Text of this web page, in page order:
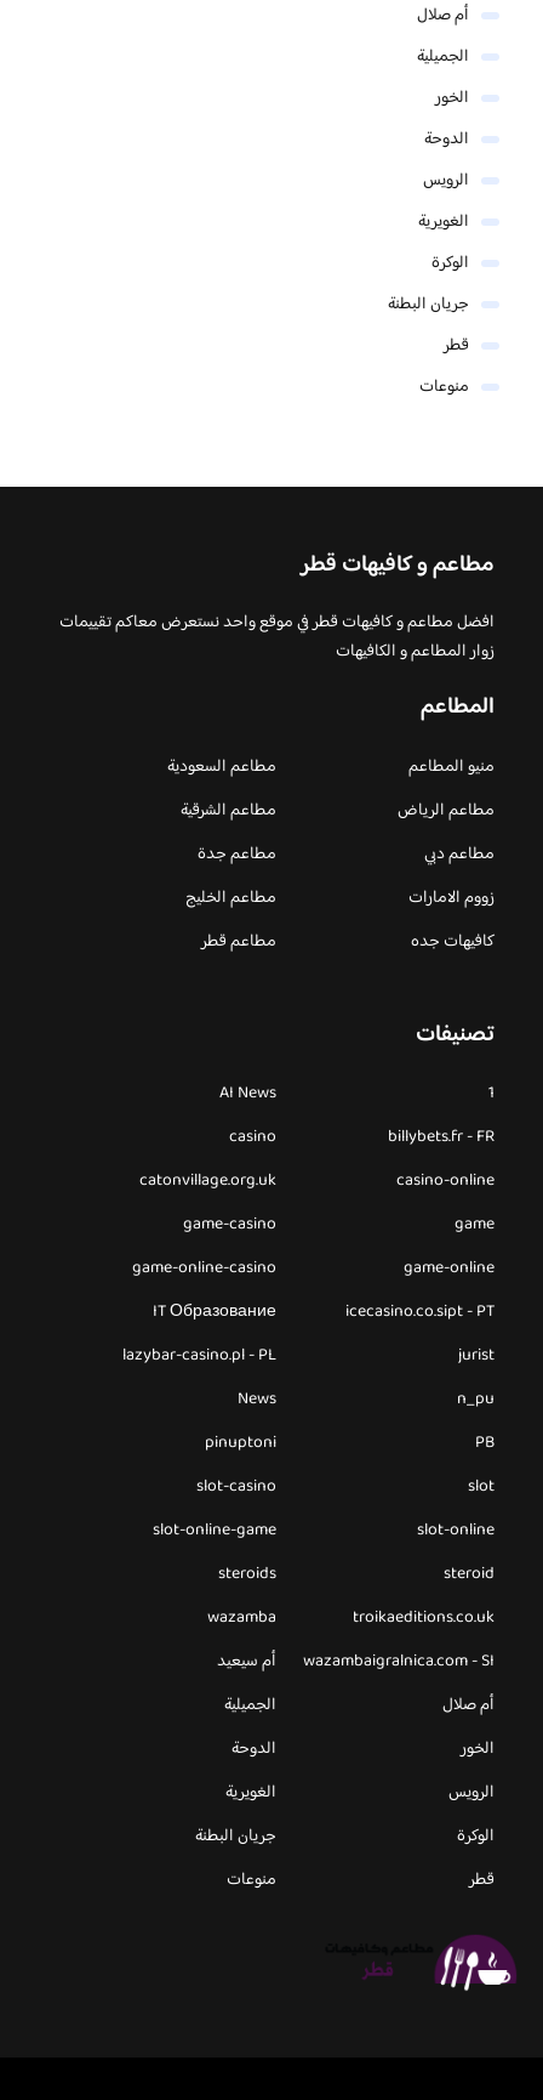
أم صلال
الجميلية
الخور
الدوحة
الرويس
الغويرية
الوكرة
جريان البطنة
قطر
منوعات
مطاعم و كافيهات قطر
افضل مطاعم و كافيهات قطر في موقع واحد نستعرض معاكم تقييمات
زوار المطاعم و الكافيهات
المطاعم
منيو المطاعم
مطاعم السعودية
مطاعم الرياض
مطاعم الشرقية
مطاعم دبي
مطاعم جدة
زووم الامارات
مطاعم الخليج
كافيهات جده
مطاعم قطر
تصنيفات
1
AI News
billybets.fr - FR
casino
casino-online
catonvillage.org.uk
game
game-casino
game-online
game-online-casino
icecasino.co.sipt - PT
IT Образование
jurist
lazybar-casino.pl - PL
n_pu
News
PB
pinuptoni
slot
slot-casino
slot-online
slot-online-game
steroid
steroids
troikaeditions.co.uk
wazamba
wazambaigralnica.com - SI
أم سيعيد
أم صلال
الجميلية
الخور
الدوحة
الرويس
الغويرية
الوكرة
جريان البطنة
قطر
منوعات